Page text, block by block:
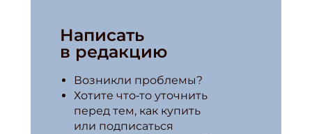
Написать
в редакцию
Возникли проблемы?
Хотите что‑то уточнить
перед тем, как купить
или подписаться